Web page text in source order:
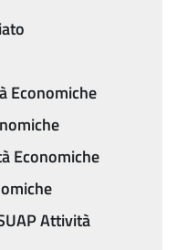
Economiche
Economiche
Attività